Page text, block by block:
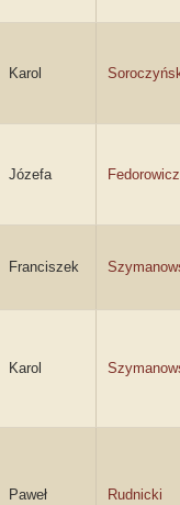
Karol
Józefa Fedorowicz
Franciszek
Karol
Paweł Rudnicki